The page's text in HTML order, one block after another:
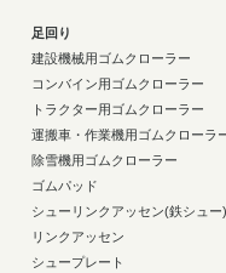
足回り
建設機械用ゴムクローラー
コンバイン用ゴムクローラー
トラクター用ゴムクローラー
運搬車・作業機用ゴムクローラ
除雪機用ゴムクローラー
ゴムパッド
シューリンクアッセン(鉄シュー)
リンクアッセン
シュープレート